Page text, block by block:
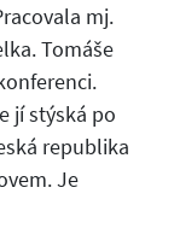
mj.
Tomáše
jí stýská po
republika
Je